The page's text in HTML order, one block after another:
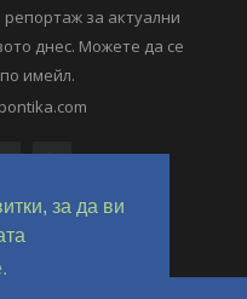
за да ви
за актуални
днес. Можете да се
имейл.